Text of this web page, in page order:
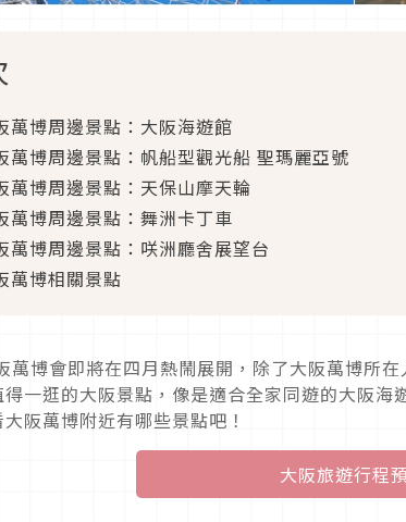
萬博周邊景點：大阪海遊館
萬博周邊景點：帆船型觀光船 聖瑪麗亞號
萬博周邊景點：天保山摩天輪
萬博周邊景點：舞洲卡丁車
萬博周邊景點：咲洲廳舍展望台
萬博相關景點
萬博會即將在四月熱鬧展開，除了大阪萬博所
一逛的大阪景點，像是適合全家同遊的大阪
阪萬博附近有哪些景點吧！
大阪旅遊行程